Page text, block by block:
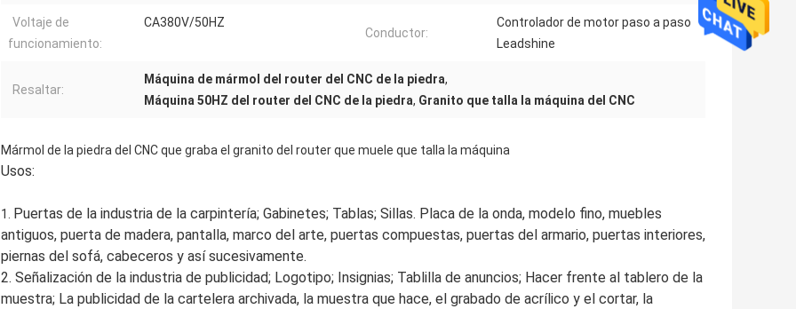
Voltaje de
funcionamiento:
CA380V/50HZ
Conductor:
Controlador de motor paso a paso
Leadshine
Resaltar:
Máquina de mármol del router del CNC de la piedra,
Máquina 50HZ del router del CNC de la piedra, Granito que talla la máquina del CNC
Mármol de la piedra del CNC que graba el granito del router que muele que talla la máquina
Usos:
1. Puertas de la industria de la carpintería; Gabinetes; Tablas; Sillas. Placa de la onda, modelo fino, muebles
antiguos, puerta de madera, pantalla, marco del arte, puertas compuestas, puertas del armario, puertas interiores,
piernas del sofá, cabeceros y así sucesivamente.
2. Señalización de la industria de publicidad; Logotipo; Insignias; Tablilla de anuncios; Hacer frente al tablero de la
muestra; La publicidad de la cartelera archivada, la muestra que hace, el grabado de acrílico y el cortar, la